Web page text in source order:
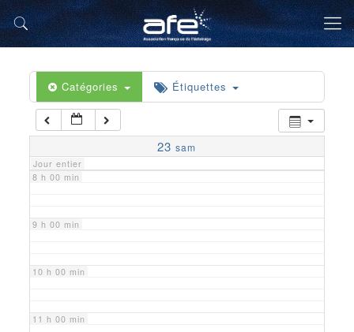
Catégories Étiquettes
23 sam
Jour entier
5 h 00 min
6 h 00 min
7 h 00 min
8 h 00 min
9 h 00 min
10 h 00 min
11 h 00 min